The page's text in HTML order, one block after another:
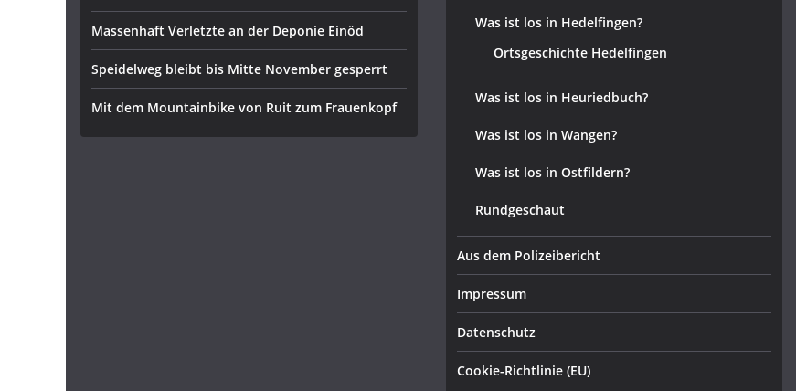
Massenhaft Verletzte an der Deponie Einöd
Speidelweg bleibt bis Mitte November gesperrt
Mit dem Mountainbike von Ruit zum Frauenkopf
Was ist los in Hedelfingen?
Ortsgeschichte Hedelfingen
Was ist los in Heuriedbuch?
Was ist los in Wangen?
Was ist los in Ostfildern?
Rundgeschaut
Aus dem Polizeibericht
Impressum
Datenschutz
Cookie-Richtlinie (EU)